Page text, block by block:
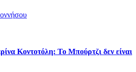
Κοντοτόλη: Το Μπούρτζι δεν είναι